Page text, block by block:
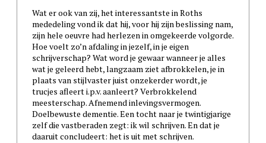
Wat er ook van zij, het interessantste in Roths
mededeling vond ik dat hij, voor hij zijn beslissing nam,
zijn hele oeuvre had herlezen in omgekeerde volgorde.
Hoe voelt zo’n afdaling in jezelf, in je eigen
schrijverschap? Wat word je gewaar wanneer je alles
wat je geleerd hebt, langzaam ziet afbrokkelen, je in
plaats van stijlvaster juist onzekerder wordt, je
trucjes afleert i.p.v. aanleert? Verbrokkelend
meesterschap. Afnemend inlevingsvermogen.
Doelbewuste dementie. Een tocht naar je twintigjarige
zelf die vastberaden zegt: ik wil schrijven. En dat je
daaruit concludeert: het is uit met schrijven.